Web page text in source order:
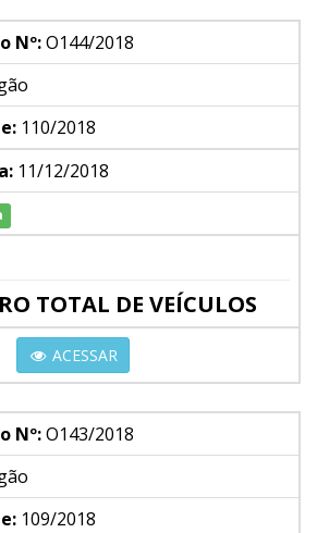
Nº:O144/2018
110/2018
11/12/2018
TOTAL DE VEÍCULOS
ACESSAR
Nº:O143/2018
109/2018